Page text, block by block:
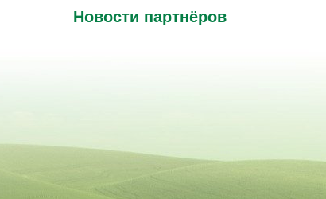
Новости партнёров